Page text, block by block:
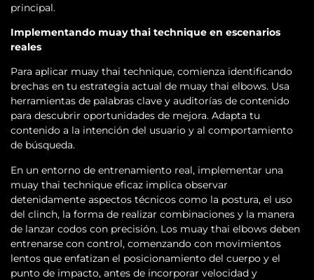
principal.
Implementando muay thai technique en escenarios
reales
Para aplicar muay thai technique, comienza identificando
brechas en tu estrategia actual de muay thai elbows. Usa
herramientas de palabras clave y auditorías de contenido
para descubrir oportunidades de mejora. Adapta tu
contenido a la intención del usuario y al comportamiento
de búsqueda.
En un entorno de entrenamiento real, implementar una
muay thai technique eficaz implica observar
detenidamente aspectos técnicos como la postura, el uso
del clinch, la forma de realizar combinaciones y la manera
de lanzar codos con precisión. Los muay thai elbows deben
entrenarse con control, comenzando con movimientos
lentos que enfatizan el posicionamiento del cuerpo y el
punto de impacto, antes de incorporar velocidad y